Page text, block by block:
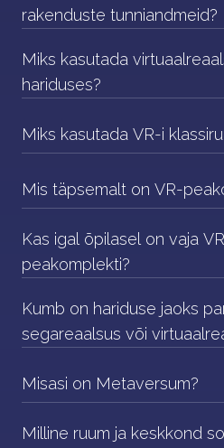
rakenduste tunniandmeid?
Miks kasutada
hariduses?
Miks kasutada VR-i
Mis täpsemalt on VR-
Kas igal õpilasel on vaja
peakomplekti?
Kumb on hariduse jaoks
segareaalsus või
Misasi on Metaversum?
Milline ruum ja keskkond